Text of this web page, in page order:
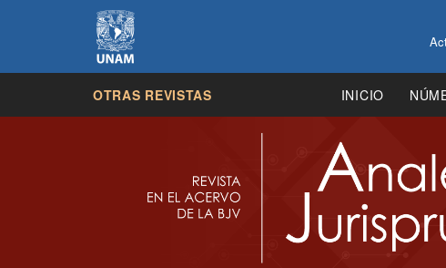
OTRAS REVISTAS INICIO